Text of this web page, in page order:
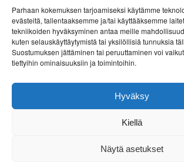
Parhaan kokemuksen tarjoamiseksi käytämme
evästeitä, tallentaaksemme ja/tai käyttääksemme
tekniikoiden hyväksyminen antaa meille
kuten selauskäyttäytymistä tai yksilöllisiä tunnuksia
Suostumuksen jättäminen tai peruuttaminen voi
tiettyihin ominaisuuksiin ja toimintoihin.
Hyväksy
Kiellä
Näytä asetukset